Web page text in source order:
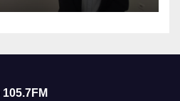
105.7FM